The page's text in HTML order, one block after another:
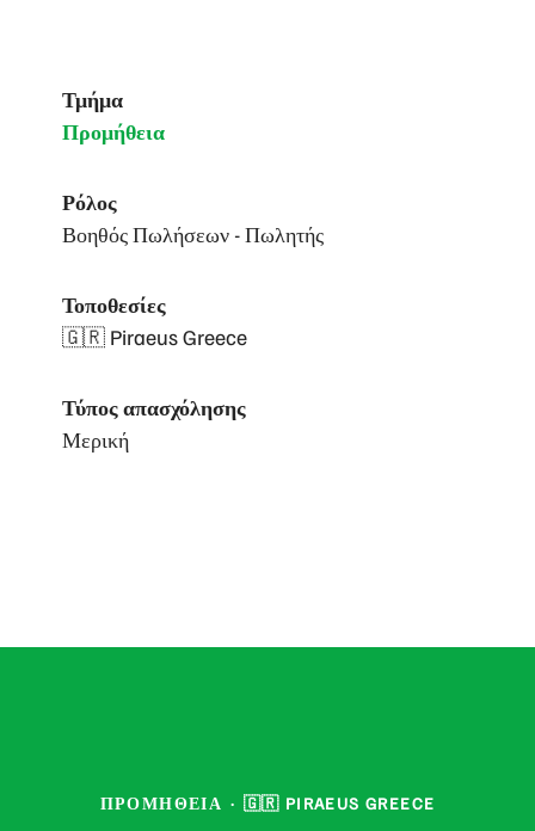
Τμήμα
Προμήθεια
Ρόλος
Βοηθός Πωλήσεων - Πωλητής
Τοποθεσίες
🇬🇷 Piraeus Greece
Τύπος απασχόλησης
Μερική
ΠΡΟΜΉΘΕΙΑ · 🇬🇷 PIRAEUS GREECE